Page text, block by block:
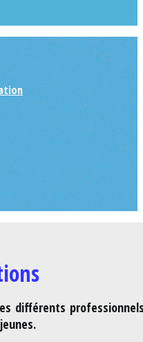
différents